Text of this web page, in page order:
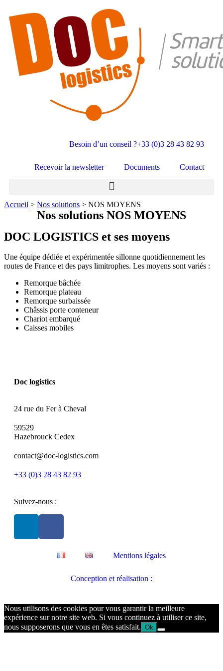
Besoin d’un conseil ?+33 (0)3 28 43 82 93
Recevoir la newsletter Documents Contact
Accueil > Nos solutions > NOS MOYENS
Nos solutions NOS MOYENS
DOC LOGISTICS et ses moyens
Une équipe dédiée et expérimentée sillonne quotidiennement les
routes de France et des pays limitrophes. Les moyens sont variés :
Remorque bâchée
Remorque plateau
Remorque surbaissée
Châssis porte conteneur
Chariot embarqué
Caisses mobiles
Doc logistics
24 rue du Fer à Cheval
59529
Hazebrouck Cedex
contact@doc-logistics.com
+33 (0)3 28 43 82 93
Suivez-nous :
Mentions légales
Conception et réalisation :
Nous utilisons des cookies pour vous garantir la meilleure
expérience sur notre site web. Si vous continuez à utiliser ce site,
nous supposerons que vous en êtes satisfait. Ok